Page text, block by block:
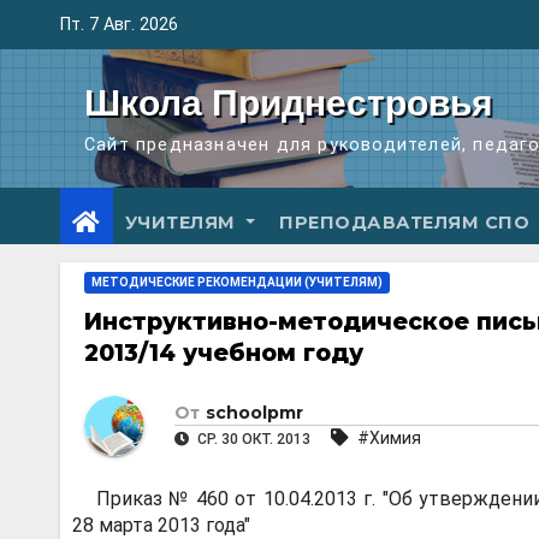
содержимому
Пт. 7 Авг. 2026
Школа Приднестровья
Сайт предназначен для руководителей,
УЧИТЕЛЯМ ПРЕПОДАВАТЕЛЯМ СПО
МЕТОДИЧЕСКИЕ РЕКОМЕНДАЦИИ (УЧИТЕЛЯМ)
Инструктивно-методическое
2013/14 учебном году
От schoolpmr
СР. 30 ОКТ. 2013 #Химия
Приказ № 460 от 10.04.2013 г. "Об
28 марта 2013 года"